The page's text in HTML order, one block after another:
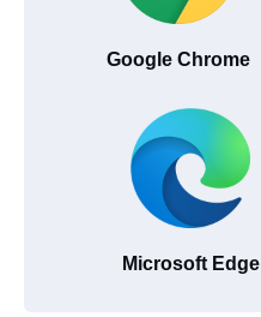
Google Chrome
Microsoft Edge